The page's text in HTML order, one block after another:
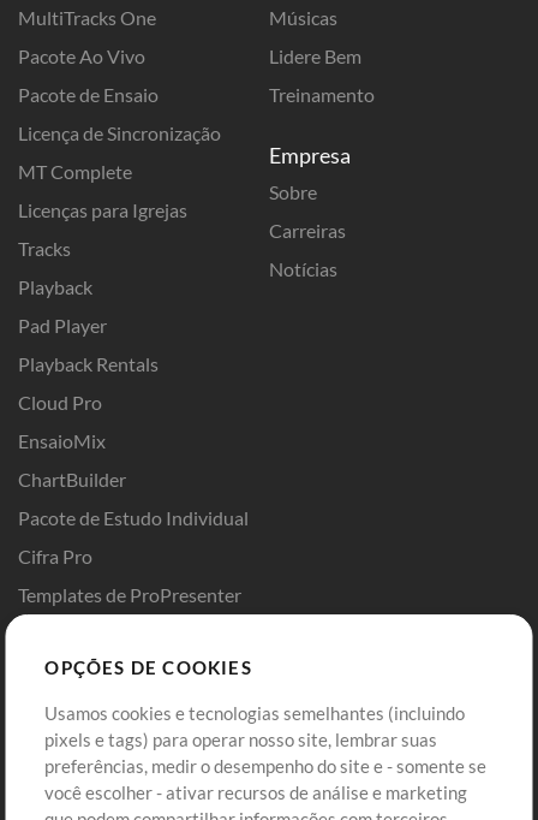
MultiTracks One
Pacote Ao Vivo
Pacote de Ensaio
Licença de Sincronização
MT Complete
Licenças para Igrejas
Tracks
Playback
Pad Player
Playback Rentals
Cloud Pro
EnsaioMix
ChartBuilder
Pacote de Estudo Individual
Cifra Pro
Templates de ProPresenter
Músicas
Lidere Bem
Treinamento
Empresa
Sobre
Carreiras
Notícias
Comprar Créditos
Conteúdo Grátis
Solicite uma Música
Entre
Cadastre-se
Ir ao carrinho
OPÇÕES DE COOKIES
Usamos cookies e tecnologias semelhantes (incluindo
pixels e tags) para operar nosso site, lembrar suas
preferências, medir o desempenho do site e - somente se
você escolher - ativar recursos de análise e marketing